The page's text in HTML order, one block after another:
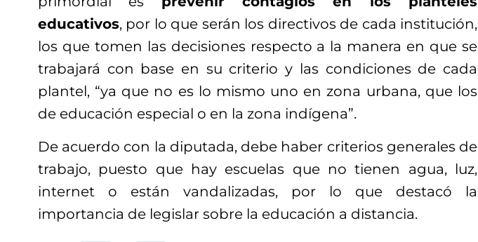
educativos, por lo que serán los directivos de cada institución,
los que tomen las decisiones respecto a la manera en que se
trabajará con base en su criterio y las condiciones de cada
plantel, “ya que no es lo mismo uno en zona urbana, que los
de educación especial o en la zona indígena”.
De acuerdo con la diputada, debe haber criterios generales de
trabajo, puesto que hay escuelas que no tienen agua, luz,
internet o están vandalizadas, por lo que destacó la
importancia de legislar sobre la educación a distancia.